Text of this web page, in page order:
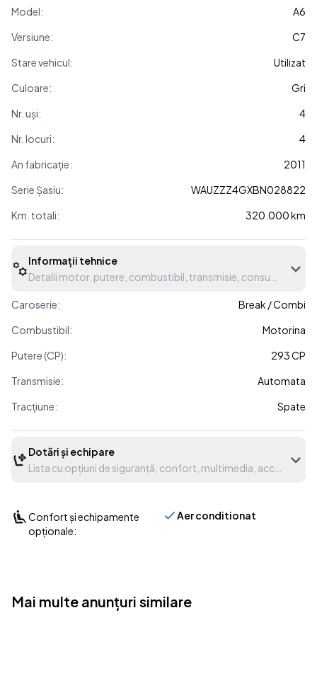
Model:
A6
Versiune:
C7
Stare vehicul:
Utilizat
Culoare:
Gri
Nr. uși:
4
Nr. locuri:
4
An fabricație:
2011
Serie Șasiu:
WAUZZZ4GXBN028822
Km. totali:
320.000 km
Informații tehnice
Detalii motor, putere, combustibil, transmisie, consum etc.
Caroserie:
Break / Combi
Combustibil:
Motorina
Putere (CP):
293 CP
Transmisie:
Automata
Tracțiune:
Spate
Dotări și echipare
Lista cu opțiuni de siguranță, confort, multimedia, accesorii
Confort și echipamente
opționale:
Aer conditionat
Mai multe anunțuri similare